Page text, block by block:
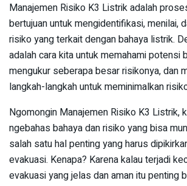
Manajemen Risiko K3 Listrik adalah
bertujuan untuk mengidentifikasi, menilai,
risiko yang terkait dengan bahaya listrik.
adalah cara kita untuk memahami potensi
mengukur seberapa besar risikonya, dan
langkah-langkah untuk meminimalkan
Ngomongin Manajemen Risiko K3 Listrik,
ngebahas bahaya dan risiko yang bisa
salah satu hal penting yang harus
evakuasi. Kenapa? Karena kalau terjadi
evakuasi yang jelas dan aman itu penting